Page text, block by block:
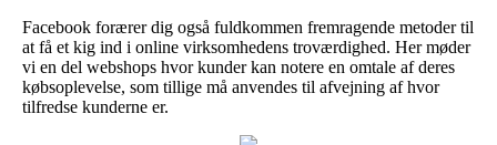
Facebook forærer dig også fuldkommen fremragende metoder til
at få et kig ind i online virksomhedens troværdighed. Her møder
vi en del webshops hvor kunder kan notere en omtale af deres
købsoplevelse, som tillige må anvendes til afvejning af hvor
tilfredse kunderne er.